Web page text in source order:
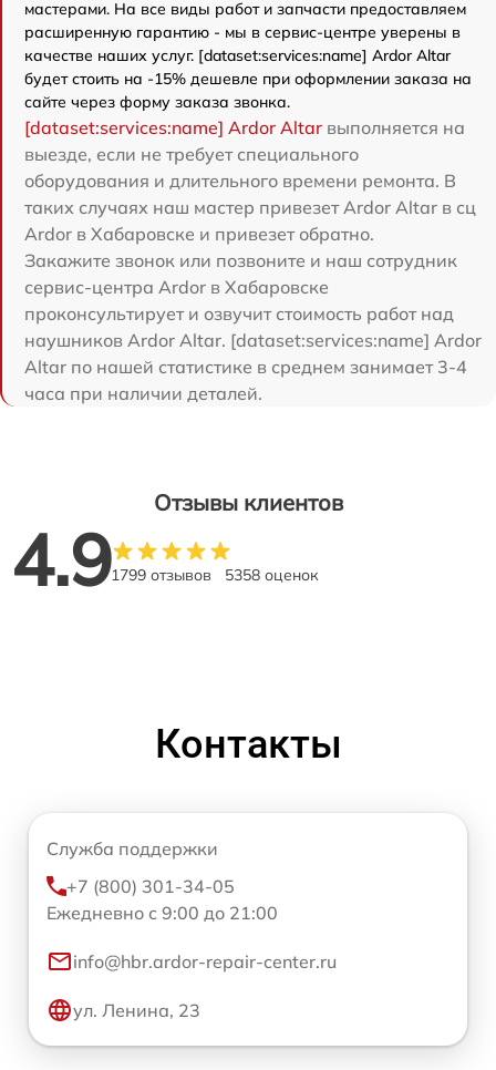
мастерами. На все виды работ и запчасти предоставляем
расширенную гарантию - мы в сервис-центре уверены в
качестве наших услуг. [dataset:services:name] Ardor Аltar
будет стоить на -15% дешевле при оформлении заказа на
сайте через форму заказа звонка.
[dataset:services:name] Ardor Аltar выполняется на
выезде, если не требует специального
оборудования и длительного времени ремонта. В
таких случаях наш мастер привезет Ardor Аltar в сц
Ardor в Хабаровске и привезет обратно.
Закажите звонок или позвоните и наш сотрудник
сервис-центра Ardor в Хабаровске
проконсультирует и озвучит стоимость работ над
наушников Ardor Аltar. [dataset:services:name] Ardor
Аltar по нашей статистике в среднем занимает 3-4
часа при наличии деталей.
Отзывы клиентов
4.91799 отзывов 5358 оценок
Контакты
Служба поддержки
+7 (800) 301-34-05
Ежедневно с 9:00 до 21:00
info@hbr.ardor-repair-center.ru
ул. Ленина, 23